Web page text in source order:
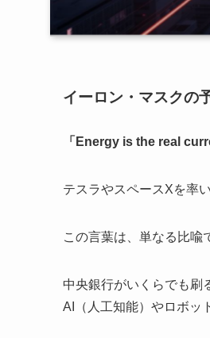
イーロン・マスクの
「Energy is the real
テスラやスペースXを率
この言葉は、単なる比喩
中央銀行がいくらでも刷
AI（人工知能）やロボッ